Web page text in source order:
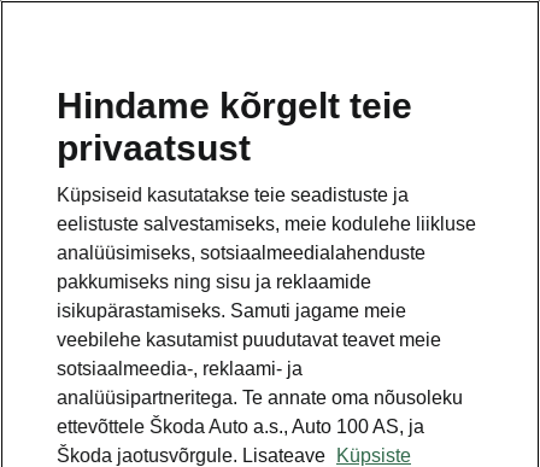
Hindame kõrgelt teie
privaatsust
Küpsiseid kasutatakse teie seadistuste ja
eelistuste salvestamiseks, meie kodulehe liikluse
analüüsimiseks, sotsiaalmeedialahenduste
pakkumiseks ning sisu ja reklaamide
isikupärastamiseks. Samuti jagame meie
veebilehe kasutamist puudutavat teavet meie
sotsiaalmeedia-, reklaami- ja
analüüsipartneritega. Te annate oma nõusoleku
ettevõttele Škoda Auto a.s., Auto 100 AS, ja
Škoda jaotusvõrgule. Lisateave
Küpsiste